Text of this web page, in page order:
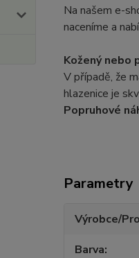
Na našem e-
naceníme a
Kožený nebo
V případě, že
hlazenice je
Popruhové
Parametry
Výrobce/
Barva